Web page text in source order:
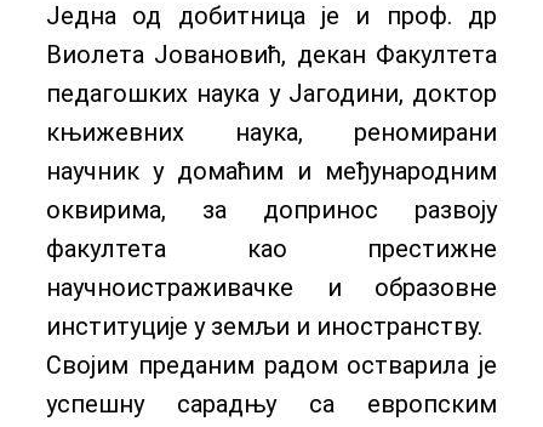
Једна од добитница је и проф. др
Виолета Јовановић, декан Факултета
педагошких наука у Јагодини, доктор
књижевних наука, реномирани
научник у домаћим и међународним
оквирима, за допринос развоју
факултета као престижне
научноистраживачке и образовне
институције у земљи и иностранству.
Својим преданим радом остварила је
успешну сарадњу са европским